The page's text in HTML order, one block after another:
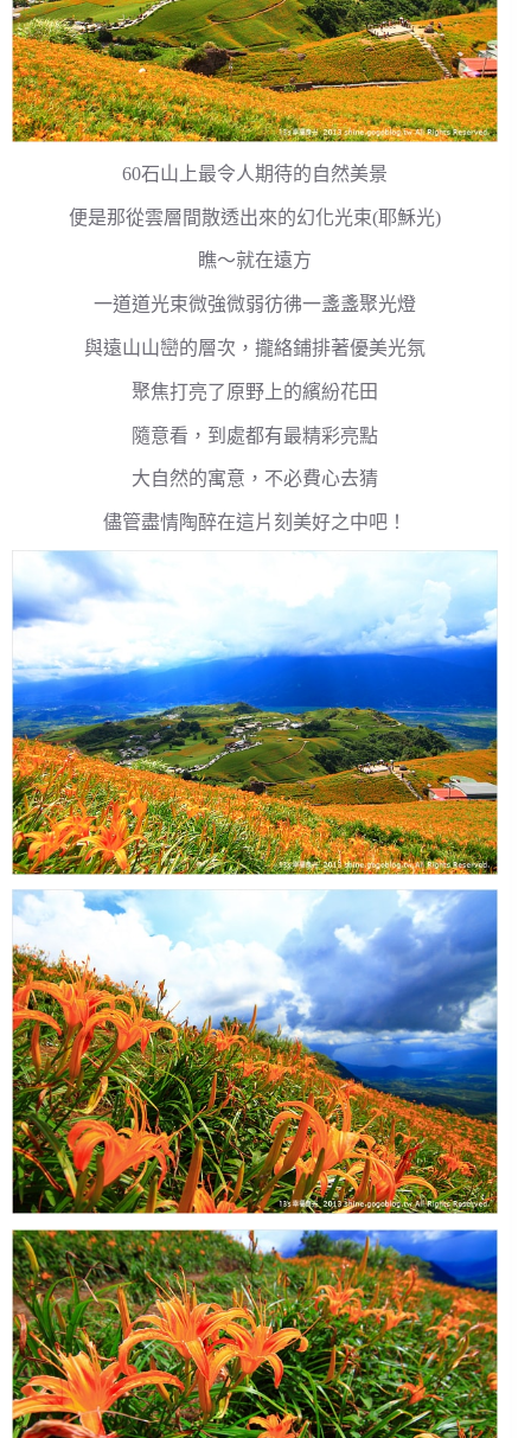
60石山上最令人期待的自然美景
便是那從雲層間散透出來的幻化光束(耶穌光)
瞧～就在遠方
一道道光束微強微弱彷彿一盞盞聚光燈
與遠山山巒的層次，攏絡鋪排著優美光氛
聚焦打亮了原野上的繽紛花田
隨意看，到處都有最精彩亮點
大自然的寓意，不必費心去猜
儘管盡情陶醉在這片刻美好之中吧！